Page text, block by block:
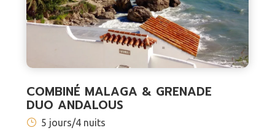
COMBINÉ MALAGA & GRENADE
DUO ANDALOUS
5 jours/4 nuits